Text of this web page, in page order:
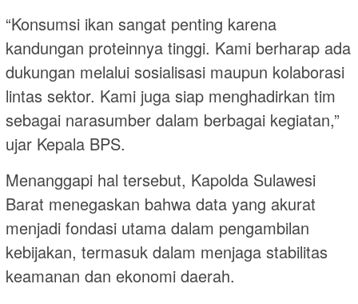
“Konsumsi ikan sangat penting karena
kandungan proteinnya tinggi. Kami berharap ada
dukungan melalui sosialisasi maupun kolaborasi
lintas sektor. Kami juga siap menghadirkan tim
sebagai narasumber dalam berbagai kegiatan,”
ujar Kepala BPS.
Menanggapi hal tersebut, Kapolda Sulawesi
Barat menegaskan bahwa data yang akurat
menjadi fondasi utama dalam pengambilan
kebijakan, termasuk dalam menjaga stabilitas
keamanan dan ekonomi daerah.